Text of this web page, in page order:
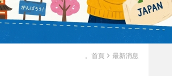
。首頁 最新消息